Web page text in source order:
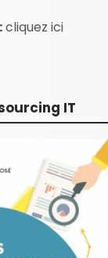
cliquez ici
IT